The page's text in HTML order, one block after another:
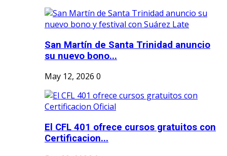
San Martín de Santa Trinidad anuncio
su nuevo bono...
May 12, 2026 0
El CFL 401 ofrece cursos gratuitos con
Certificacion...